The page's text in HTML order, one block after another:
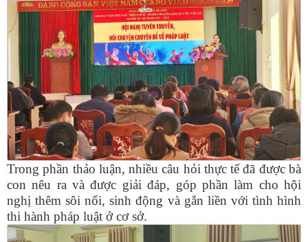
Trong phần thảo luận, nhiều câu hỏi thực tế đã được bà
con nêu ra và được giải đáp, góp phần làm cho hội
nghị thêm sôi nổi, sinh động và gắn liền với tình hình
thi hành pháp luật ở cơ sở.